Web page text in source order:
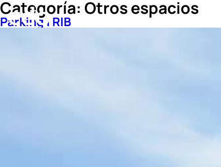
Categoría: Otros espacios
Parking | RIB